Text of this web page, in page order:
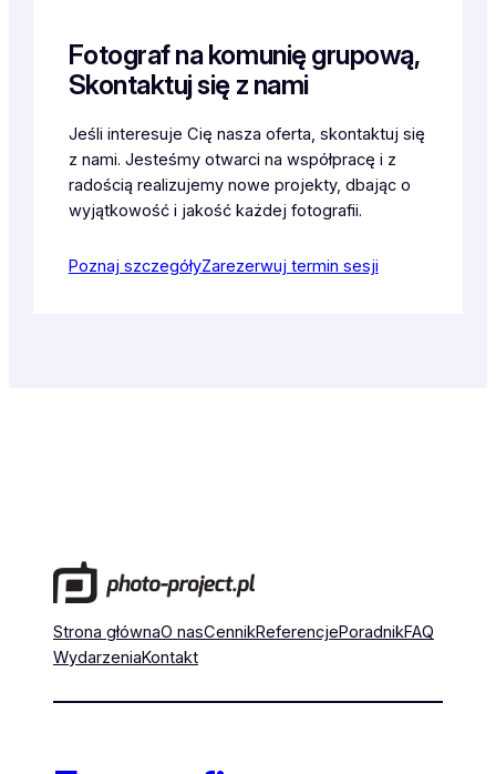
Fotograf na komunię grupową,
Skontaktuj się z nami
Jeśli interesuje Cię nasza oferta, skontaktuj się
z nami. Jesteśmy otwarci na współpracę i z
radością realizujemy nowe projekty, dbając o
wyjątkowość i jakość każdej fotografii.
Poznaj szczegółyZarezerwuj termin sesji
Strona głównaO nasCennikReferencjePoradnikFAQ
WydarzeniaKontakt